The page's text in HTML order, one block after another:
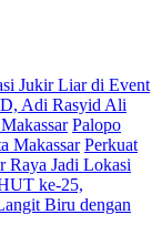
Jukir Liar di Event
Adi Rasyid Ali
Palopo
Makassar Perkuat
Raya Jadi Lokasi
ke-25,
Biru dengan